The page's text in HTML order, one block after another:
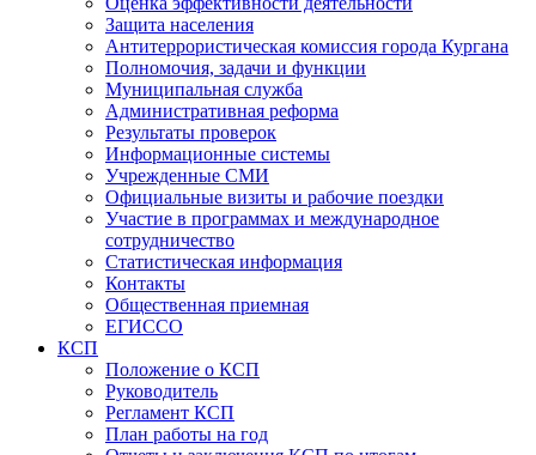
Защита населения
Антитеррористическая комиссия города Кургана
Полномочия, задачи и функции
Муниципальная служба
Административная реформа
Результаты проверок
Информационные системы
Учрежденные СМИ
Официальные визиты и рабочие поездки
Участие в программах и международное
сотрудничество
Статистическая информация
Контакты
Общественная приемная
ЕГИССО
КСП
Положение о КСП
Руководитель
Регламент КСП
План работы на год